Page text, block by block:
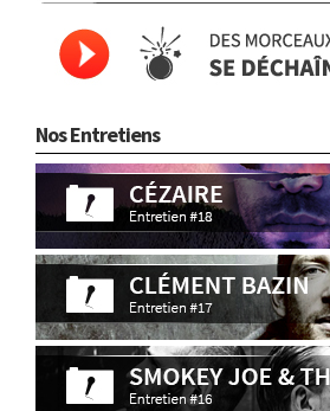
Nos Entretiens